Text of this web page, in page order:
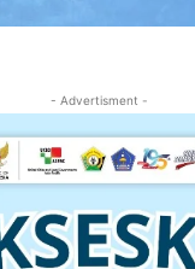
- Advertisment -